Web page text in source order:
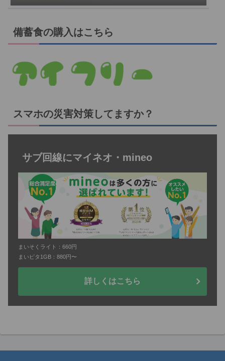
備蓄食の購入はこちら
スマホの災害対策してますか？
サブ回線にマイネオ・mineo
まいそくライト：660円
まいピタ1GB：880円〜
詳しくはこちら